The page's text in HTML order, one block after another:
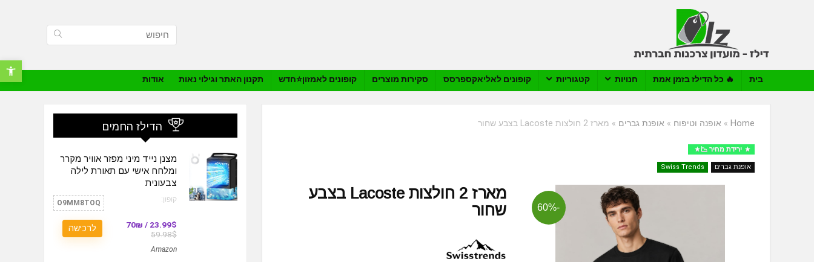
פתח
בית 🔥 כל הדילז בזמן אמת חנויות קטגוריות קופונים לאליאקספרסס סקירות מוצרים קופונים לאמזון⭐️חדש תקנון האתר וגילוי נאות אודות
Home
» אופנה וטיפוח » אופנת גברים » מארז 2 חולצות Lacoste בצבע שחור
ירידת מחיר 📉
אופנת גברים Swiss Trends
-60%
מארז 2 חולצות Lacoste בצבע
שחור
הדילז החמים
מצנן נייד מיני מפזר אוויר מקרר
ומלחח אישי עם תאורת לילה
צבעונית
קופון: O9MM8TOQ
23.99$ / 70₪
59.98$
Amazon
לרכישה